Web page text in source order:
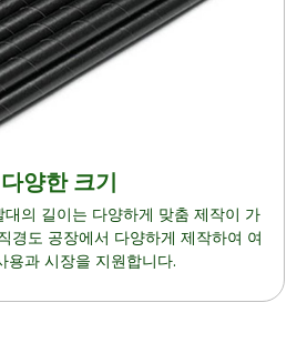
다양한 크기
의 길이는 다양하게 맞춤 제작이 가
경도 공장에서 다양하게 제작하여 여
용과 시장을 지원합니다.